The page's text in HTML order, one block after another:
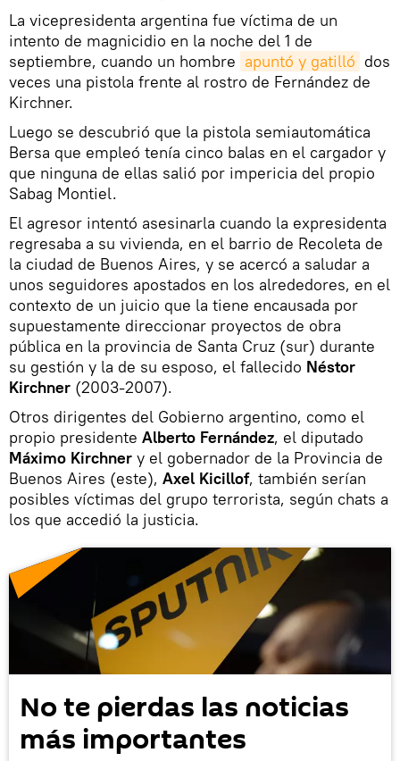
La vicepresidenta argentina fue víctima de un
intento de magnicidio en la noche del 1 de
septiembre, cuando un hombre apuntó y gatilló dos
veces una pistola frente al rostro de Fernández de
Kirchner.
Luego se descubrió que la pistola semiautomática
Bersa que empleó tenía cinco balas en el cargador y
que ninguna de ellas salió por impericia del propio
Sabag Montiel.
El agresor intentó asesinarla cuando la expresidenta
regresaba a su vivienda, en el barrio de Recoleta de
la ciudad de Buenos Aires, y se acercó a saludar a
unos seguidores apostados en los alrededores, en el
contexto de un juicio que la tiene encausada por
supuestamente direccionar proyectos de obra
pública en la provincia de Santa Cruz (sur) durante
su gestión y la de su esposo, el fallecido Néstor
Kirchner (2003-2007).
Otros dirigentes del Gobierno argentino, como el
propio presidente Alberto Fernández, el diputado
Máximo Kirchner y el gobernador de la Provincia de
Buenos Aires (este), Axel Kicillof, también serían
posibles víctimas del grupo terrorista, según chats a
los que accedió la justicia.
No te pierdas las noticias
más importantes